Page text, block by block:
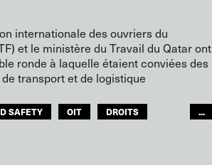
internationale des ouvriers du
et le ministère du Travail du Qatar ont
ronde à laquelle étaient conviées des
transport et de logistique
SAFETY OIT
DROITS
...